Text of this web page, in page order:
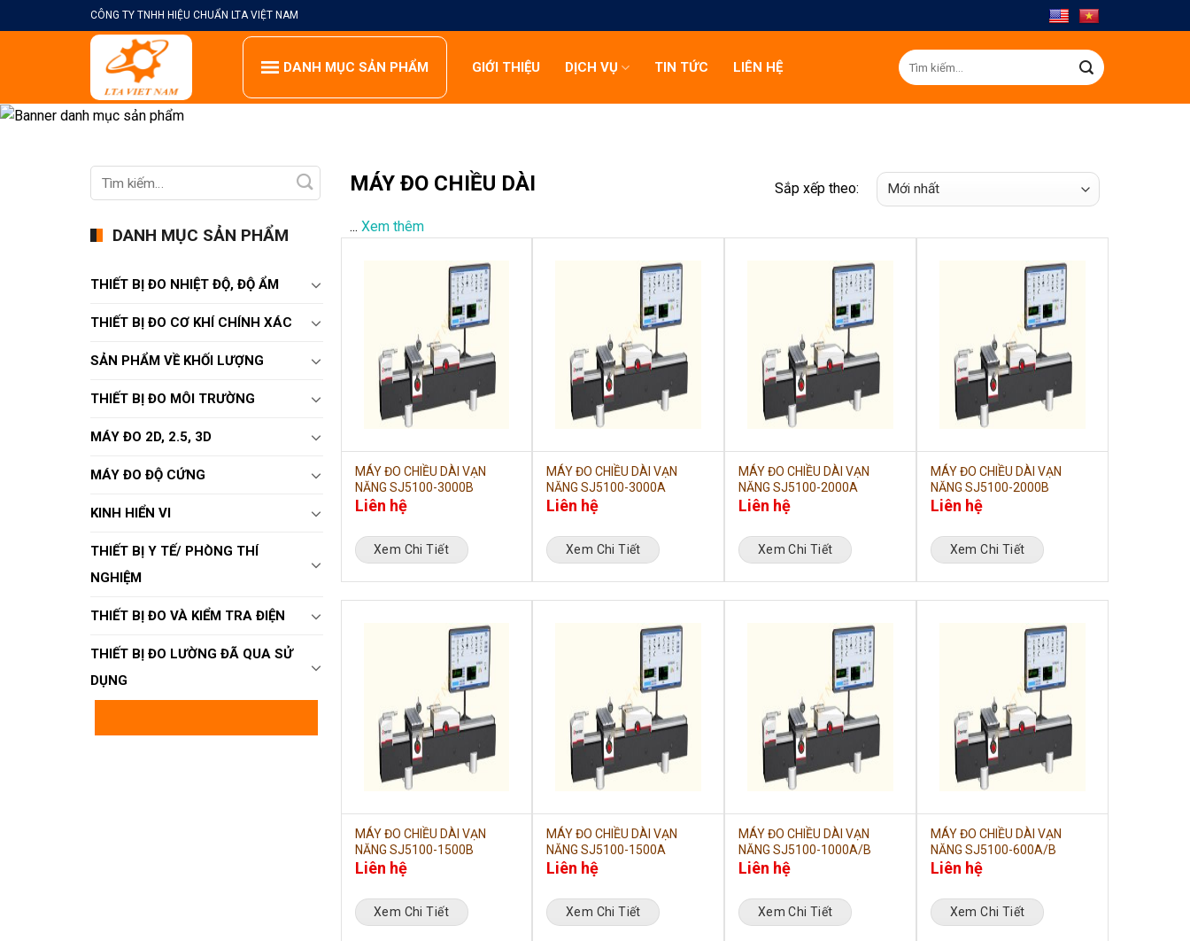
to
CÔNG TY TNHH HIỆU CHUẨN LTA VIỆT NAM
DANH MỤC SẢN PHẨM GIỚI THIỆU DỊCH VỤ TIN TỨC LIÊN HỆ
Tìm
kiếm:
DANH MỤC SẢN PHẨM
THIẾT BỊ ĐO NHIỆT ĐỘ, ĐỘ ẨM
THIẾT BỊ ĐO CƠ KHÍ CHÍNH XÁC
SẢN PHẨM VỀ KHỐI LƯỢNG
THIẾT BỊ ĐO MÔI TRƯỜNG
MÁY ĐO 2D, 2.5, 3D
MÁY ĐO ĐỘ CỨNG
KINH HIỂN VI
THIẾT BỊ Y TẾ/ PHÒNG THÍ
NGHIỆM
THIẾT BỊ ĐO VÀ KIỂM TRA ĐIỆN
THIẾT BỊ ĐO LƯỜNG ĐÃ QUA SỬ
DỤNG
MÁY ĐO CHIỀU DÀI Sắp xếp theo:
... Xem thêm
MÁY ĐO CHIỀU DÀI VẠN
NĂNG SJ5100-3000B
Liên hệ
Xem Chi Tiết
MÁY ĐO CHIỀU DÀI VẠN
NĂNG SJ5100-3000A
Liên hệ
Xem Chi Tiết
MÁY ĐO CHIỀU DÀI VẠN
NĂNG SJ5100-2000A
Liên hệ
Xem Chi Tiết
MÁY ĐO CHIỀU DÀI VẠN
NĂNG SJ5100-2000B
Liên hệ
Xem Chi Tiết
MÁY ĐO CHIỀU DÀI VẠN
NĂNG SJ5100-1500B
Liên hệ
Xem Chi Tiết
MÁY ĐO CHIỀU DÀI VẠN
NĂNG SJ5100-1500A
Liên hệ
Xem Chi Tiết
MÁY ĐO CHIỀU DÀI VẠN
NĂNG SJ5100-1000A/B
Liên hệ
Xem Chi Tiết
MÁY ĐO CHIỀU DÀI VẠN
NĂNG SJ5100-600A/B
Liên hệ
Xem Chi Tiết